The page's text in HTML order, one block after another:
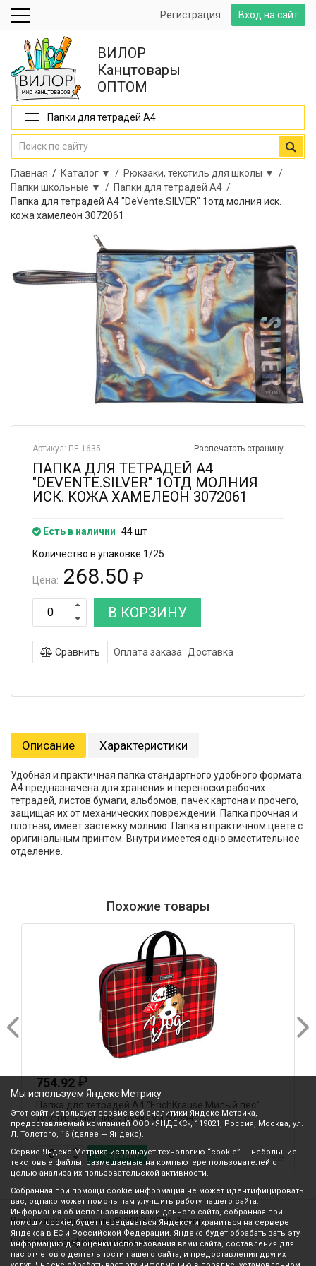
Вход на сайт
Регистрация
ВИЛОР
Канцтовары
ОПТОМ
Папки для тетрадей А4
Главная / Каталог ▼ / Рюкзаки, текстиль для школы ▼ /
Папки школьные ▼ / Папки для тетрадей А4 /
Папка для тетрадей А4 "DeVente.SILVER" 1отд молния иск.
кожа хамелеон 3072061
Распечатать страницу
Артикул: ПЕ 1635
ПАПКА ДЛЯ ТЕТРАДЕЙ А4
"DEVENTE.SILVER" 1ОТД МОЛНИЯ
ИСК. КОЖА ХАМЕЛЕОН 3072061
Есть в наличии 44 шт
Количество в упаковке 1/25
Цена: 268.50 ₽
В КОРЗИНУ
Сравнить Оплата заказа Доставка
Описание Характеристики
Удобная и практичная папка стандартного удобного формата
А4 предназначена для хранения и переноски рабочих
тетрадей, листов бумаги, альбомов, пачек картона и прочего,
защищая их от механических повреждений. Папка прочная и
плотная, имеет застежку молнию. Папка в практичном цвете с
оригинальным принтом. Внутри имеется одно вместительное
отделение.
Похожие товары
754.92₽
Папка для тетрадей А4 "ErichKrause.Милый пес"
текстиль молния с ручками 52654
В корзину
Все права защищены © 2003-2026 Вилор
Политика конфиденциальности
Мы используем Яндекс Метрику
Этот сайт использует сервис веб-аналитики Яндекс Метрика,
предоставляемый компанией ООО «ЯНДЕКС», 119021, Россия, Москва, ул.
Л. Толстого, 16 (далее — Яндекс).
Сервис Яндекс Метрика использует технологию “cookie” — небольшие
текстовые файлы, размещаемые на компьютере пользователей с
целью анализа их пользовательской активности.
Собранная при помощи cookie информация не может идентифицировать
вас, однако может помочь нам улучшить работу нашего сайта.
Информация об использовании вами данного сайта, собранная при
помощи cookie, будет передаваться Яндексу и храниться на сервере
Яндекса в ЕС и Российской Федерации. Яндекс будет обрабатывать эту
информацию для оценки использования вами сайта, составления для
нас отчетов о деятельности нашего сайта, и предоставления других